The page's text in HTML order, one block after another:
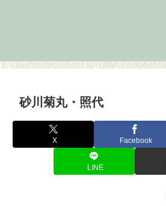
砂川菊丸・照代
X Facebook
LINE